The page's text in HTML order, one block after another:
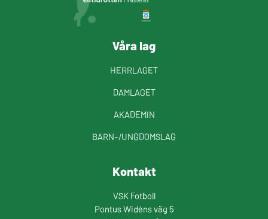
Våra lag
HERRLAGET
DAMLAGET
AKADEMIN
BARN-/UNGDOMSLAG
Kontakt
VSK Fotboll
Pontus Widéns väg 5